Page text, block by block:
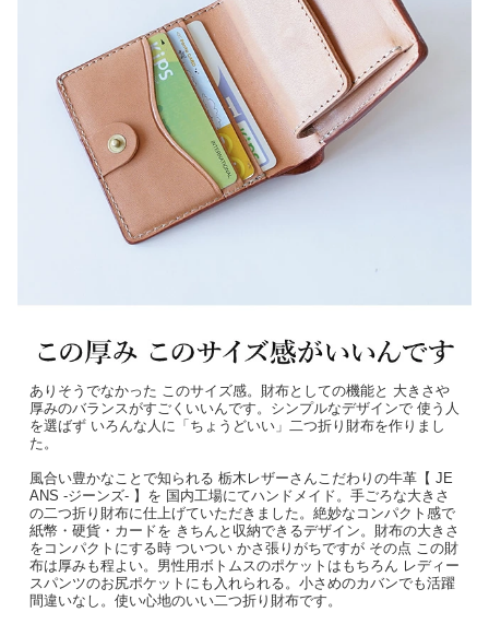
ありそうでなかった このサイズ感。財布としての機能と 大きさや
厚みのバランスがすごくいいんです。シンプルなデザインで 使う人
を選ばず いろんな人に「ちょうどいい」二つ折り財布を作りまし
た。
風合い豊かなことで知られる 栃木レザーさんこだわりの牛革【 JE
ANS -ジーンズ- 】を 国内工場にてハンドメイド。手ごろな大きさ
の二つ折り財布に仕上げていただきました。絶妙なコンパクト感で
紙幣・硬貨・カードを きちんと収納できるデザイン。財布の大きさ
をコンパクトにする時 ついつい かさ張りがちですが その点 この財
布は厚みも程よい。男性用ボトムスのポケットはもちろん レディー
スパンツのお尻ポケットにも入れられる。小さめのカバンでも活躍
間違いなし。使い心地のいい二つ折り財布です。